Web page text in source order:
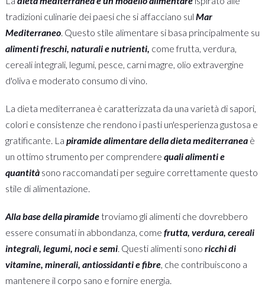
tradizioni culinarie dei paesi che si affacciano sul Mar
Mediterraneo. Questo stile alimentare si basa principalmente su
alimenti freschi, naturali e nutrienti, come frutta, verdura,
cereali integrali, legumi, pesce, carni magre, olio extravergine
d'oliva e moderato consumo di vino.
La dieta mediterranea è caratterizzata da una varietà di sapori,
colori e consistenze che rendono i pasti un'esperienza gustosa e
gratificante. La piramide alimentare della dieta mediterranea è
un ottimo strumento per comprendere quali alimenti e
quantitàsono raccomandati per seguire correttamente questo
stile di alimentazione.
Alla base della piramidetroviamo gli alimenti che dovrebbero
essere consumati in abbondanza, come frutta, verdura, cereali
integrali, legumi, noci e semi. Questi alimenti sono ricchi di
vitamine, minerali, antiossidanti e fibre, che contribuiscono a
mantenere il corpo sano e fornire energia.